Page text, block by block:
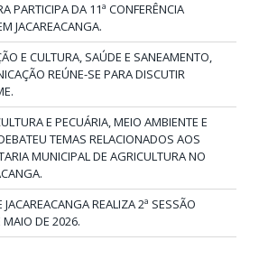
PARTICIPA DA 11ª CONFERÊNCIA
JACAREACANGA.
E CULTURA, SAÚDE E SANEAMENTO,
REÚNE-SE PARA DISCUTIR
E PECUÁRIA, MEIO AMBIENTE E
TEMAS RELACIONADOS AOS
MUNICIPAL DE AGRICULTURA NO
REALIZA 2ª SESSÃO
DE 2026.